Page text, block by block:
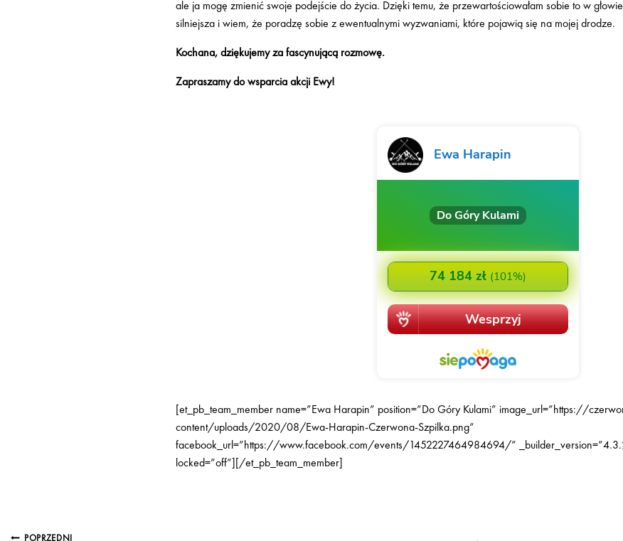
ale ja mogę zmienić swoje podejście do życia. Dzięki temu, że przewartościowałam sobie to w
silniejsza i wiem, że poradzę sobie z ewentualnymi wyzwaniami, które pojawią się na mojej drodze.
Kochana, dziękujemy za fascynującą rozmowę.
Zapraszamy do wsparcia akcji Ewy!
[et_pb_team_member name=”Ewa Harapin” position=”Do Góry Kulami” image_url=”https://
content/uploads/2020/08/Ewa-Harapin-Czerwona-Szpilka.png”
facebook_url=”https://www.facebook.com/events/1452227464984694/”
locked=”off”][/et_pb_team_member]
POPRZEDNI